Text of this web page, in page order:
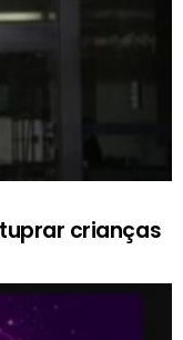
crianças